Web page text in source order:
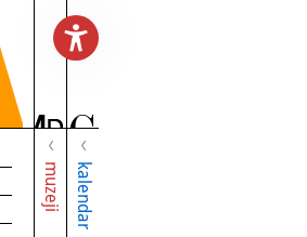
muzeji kalendar